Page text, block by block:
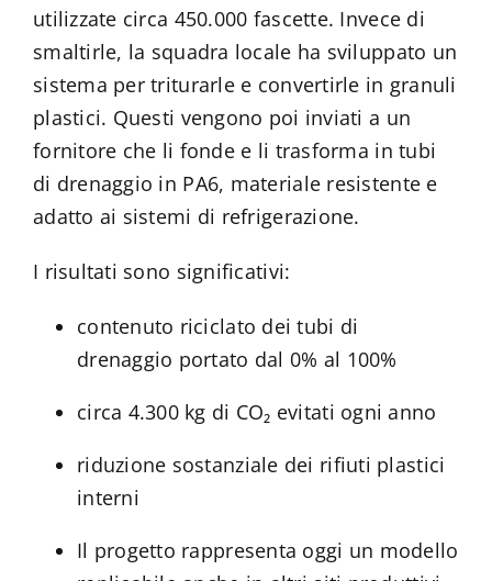
utilizzate circa 450.000 fascette. Invece di
smaltirle, la squadra locale ha sviluppato un
sistema per triturarle e convertirle in granuli
plastici. Questi vengono poi inviati a un
fornitore che li fonde e li trasforma in tubi
di drenaggio in PA6, materiale resistente e
adatto ai sistemi di refrigerazione.
I risultati sono significativi:
contenuto riciclato dei tubi di
drenaggio portato dal 0% al 100%
circa 4.300 kg di CO₂ evitati ogni anno
riduzione sostanziale dei rifiuti plastici
interni
Il progetto rappresenta oggi un modello